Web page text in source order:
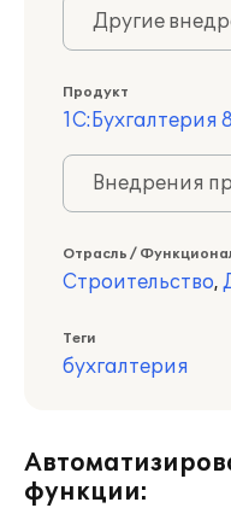
Другие
Продукт
1С:Бухгалтерия 8
Внедрения
Отрасль /
Строительство,
Теги
бухгалтерия
функции: